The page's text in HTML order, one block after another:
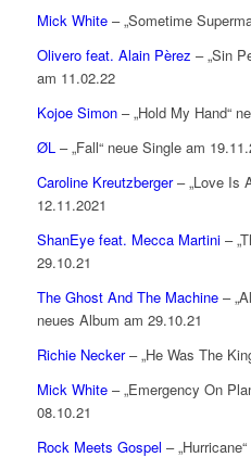
Mick White– „Sometime
Olivero feat. Alain Pèrez – „Sin
am 11.02.22
Kojoe Simon– „Hold My Hand“
ØL– „Fall“ neue Single am
Caroline Kreutzberger– „Love Is
12.11.2021
ShanEye feat. Mecca Martini–
29.10.21
The Ghost And The Machine–
neues Album am 29.10.21
Richie Necker– „He Was The
Mick White– „Emergency On
08.10.21
Rock Meets Gospel –